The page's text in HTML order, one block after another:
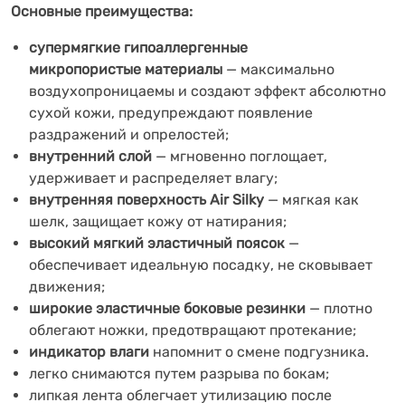
Основные преимущества:
супермягкие гипоаллергенные
микропористые материалы — максимально
воздухопроницаемы и создают эффект абсолютно
сухой кожи, предупреждают появление
раздражений и опрелостей;
внутренний слой — мгновенно поглощает,
удерживает и распределяет влагу;
внутренняя поверхность Air Silky — мягкая как
шелк, защищает кожу от натирания;
высокий мягкий эластичный поясок —
обеспечивает идеальную посадку, не сковывает
движения;
широкие эластичные боковые резинки — плотно
облегают ножки, предотвращают протекание;
индикатор влаги напомнит о смене подгузника.
легко снимаются путем разрыва по бокам;
липкая лента облегчает утилизацию после